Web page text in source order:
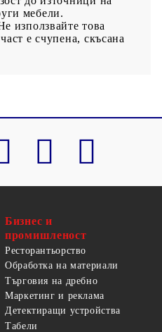
мебели.
това
е счупена, скъсана
Бизнес и
промишленост
Ресторантьорство
Обработка на материали
Търговия на дребно
Маркетинг и реклама
Детектиращи устройства
Табели